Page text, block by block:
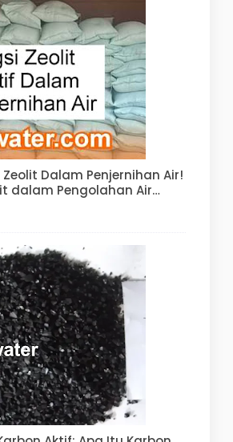
Dalam Penjernihan Air!
dalam Pengolahan Air
Water Softener